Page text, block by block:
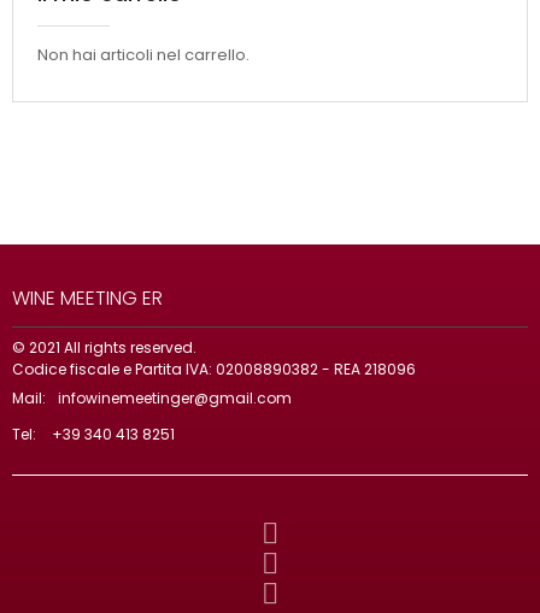
Non hai articoli nel carrello.
WINE MEETING ER
© 2021 All rights reserved.
Codice fiscale e Partita IVA: 02008890382 - REA 218096
Mail:
infowinemeetinger@gmail.com
Tel:
+39 340 413 8251